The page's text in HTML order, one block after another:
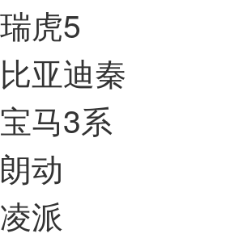
瑞虎5
比亚迪秦
宝马3系
朗动
凌派